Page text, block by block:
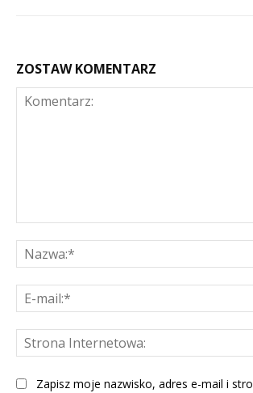
ZOSTAW KOMENTARZ
Zapisz moje nazwisko, adres e-mail i